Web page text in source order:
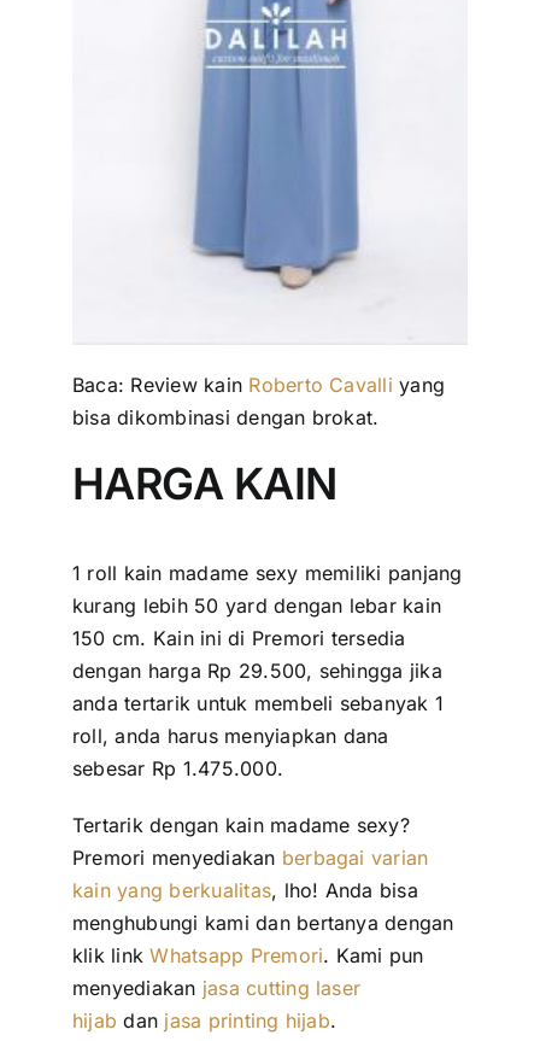
Baca: Review kain Roberto Cavalli yang
bisa dikombinasi dengan brokat.
HARGA KAIN
1 roll kain madame sexy memiliki panjang
kurang lebih 50 yard dengan lebar kain
150 cm. Kain ini di Premori tersedia
dengan harga Rp 29.500, sehingga jika
anda tertarik untuk membeli sebanyak 1
roll, anda harus menyiapkan dana
sebesar Rp 1.475.000.
Tertarik dengan kain madame sexy?
Premori menyediakan berbagai varian
kain yang berkualitas, lho! Anda bisa
menghubungi kami dan bertanya dengan
klik linkWhatsapp Premori. Kami pun
menyediakan jasa cutting laser
hijab dan jasa printing hijab.